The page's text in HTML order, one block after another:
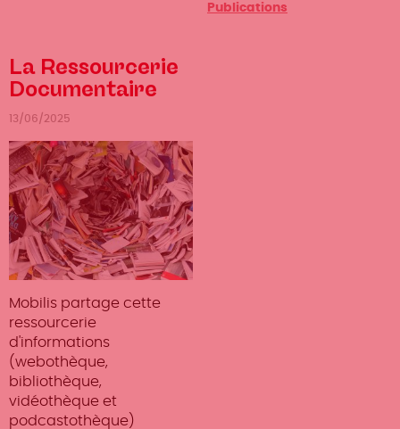
suite
Publications
La Ressourcerie
Documentaire
13/06/2025
Mobilis partage cette
ressourcerie
d'informations
(webothèque,
bibliothèque,
vidéothèque et
podcastothèque)